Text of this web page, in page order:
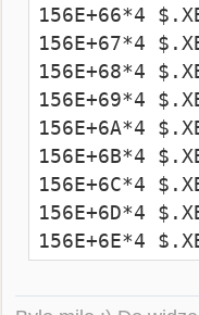
156E+66*4
156E+67*4
156E+68*4
156E+69*4
156E+6A*4
156E+6B*4
156E+6C*4
156E+6D*4
156E+6E*4
156E+70*4